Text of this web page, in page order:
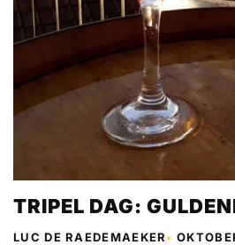
TRIPEL DAG:
LUC DE RAEDEMAEKER•